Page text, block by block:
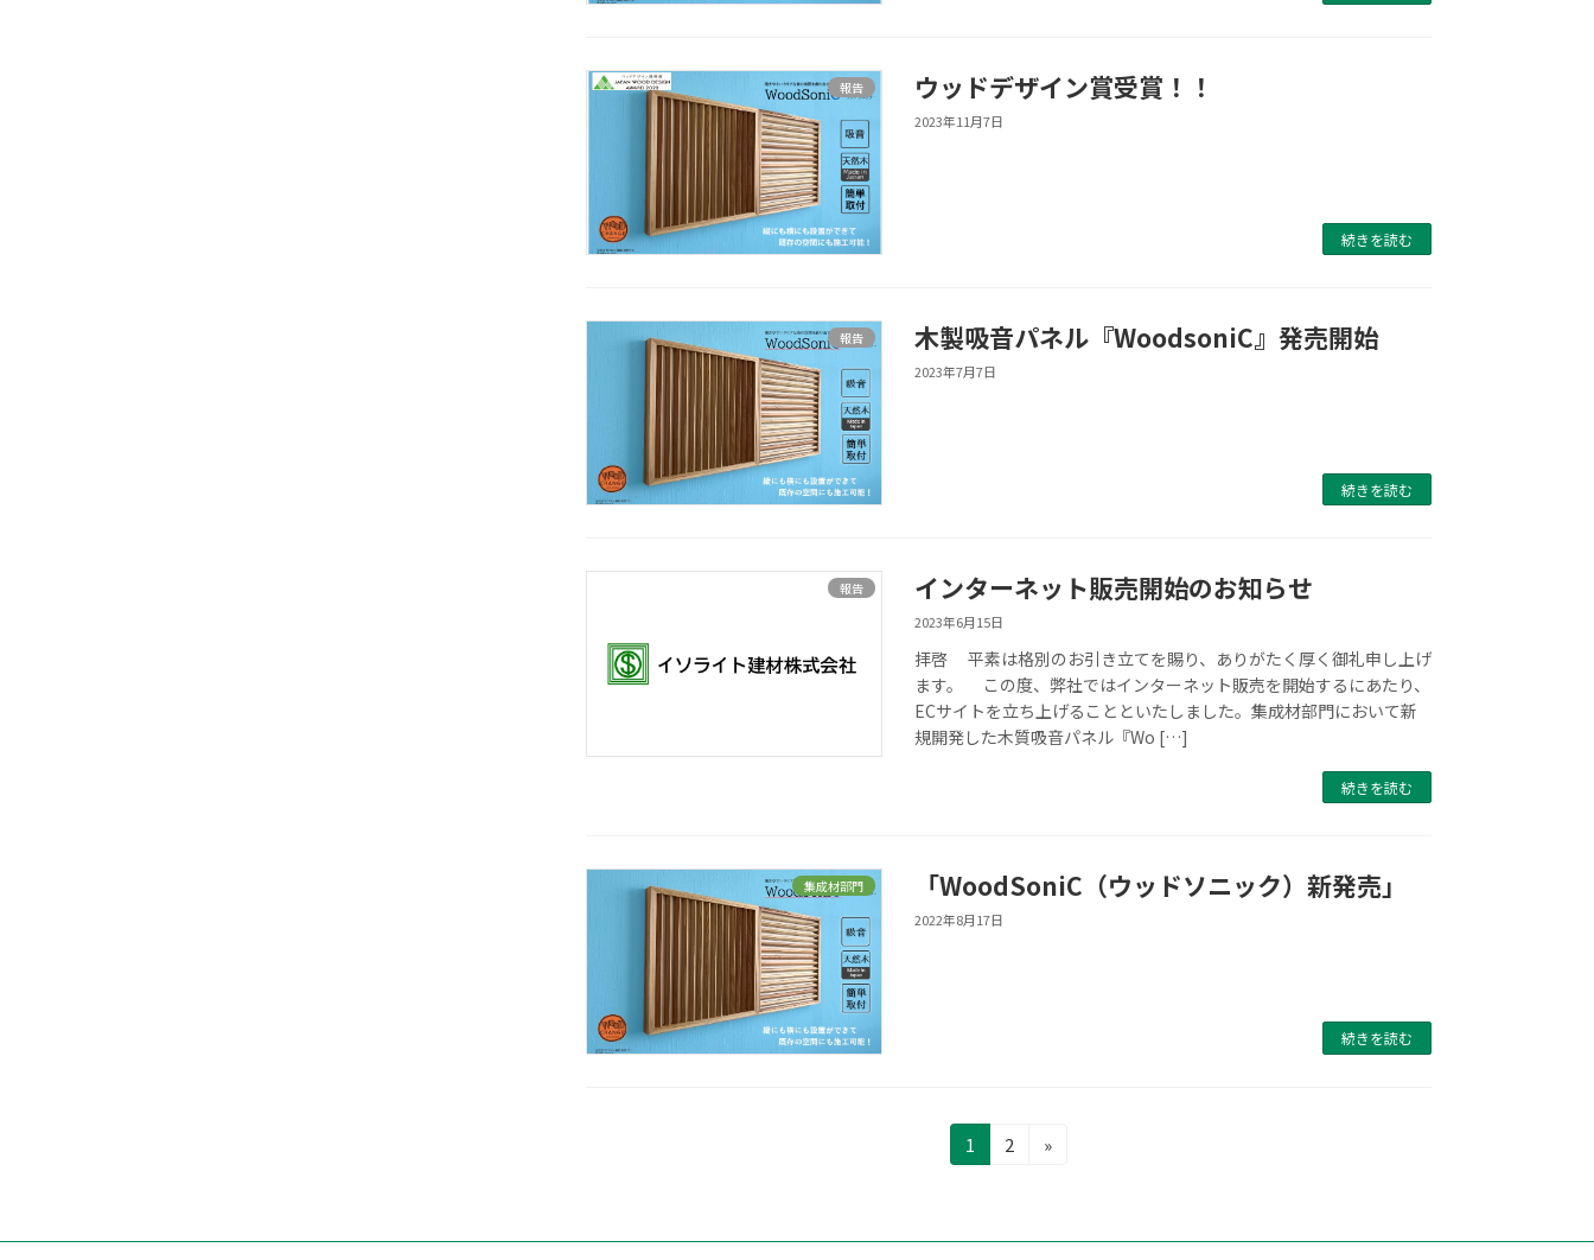
報告 ウッドデザイン賞受賞！！
2023年11月7日
続きを読む
報告 木製吸音パネル『WoodsoniC』発売開始
2023年7月7日
続きを読む
報告 インターネット販売開始のお知らせ
2023年6月15日
拝啓 平素は格別のお引き立てを賜り、ありがたく厚く御礼申し上げ
ます。 この度、弊社ではインターネット販売を開始するにあたり、
ECサイトを立ち上げることといたしました。集成材部門において新
規開発した木質吸音パネル『Wo […]
続きを読む
集成材部門 「WoodSoniC（ウッドソニック）新発売」
2022年8月17日
続きを読む
固
定
ジ
1
固
ジ
2 »